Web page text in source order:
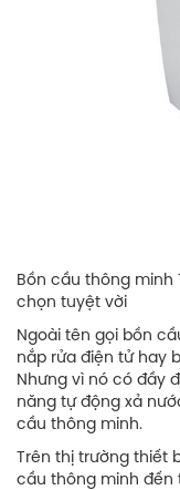
Bồn cầu thông minh
chọn tuyệt vời
Ngoài tên gọi bồn
nắp rửa điện tử hay
Nhưng vì nó có đầy
năng tự động xả
cầu thông minh.
Trên thị trường thiết
cầu thông minh đến